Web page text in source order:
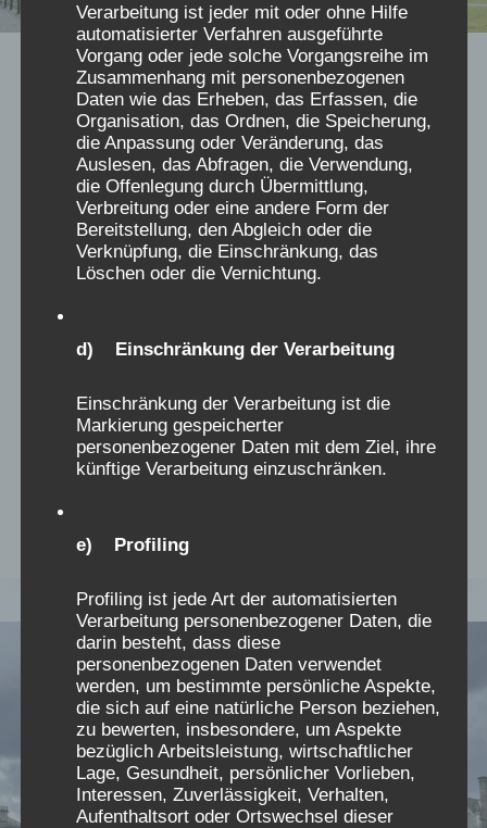
REISEN
Dublin – rauhes Klima und
trotzdem eine Reise wert (2)
mc 22/06/2024
Hat man sich für einen Dublintrip entschieden,
muss man unbedingt ein paar
Sehenswürdigkeiten anschauen. Eine davon ist
Molly Melone. Molly lebte irgendwann am Ende
Lebensunterhalt zu verdienen. Auch Molly
musste ihre Kinder durchbringen. Deshalb
verkaufte sie am Tag Muscheln und Fische und
WEITERLESEN
–
KLIMA
UND
TROTZDEM
EINE
REISE
WERT
(2)
Verarbeitung ist jeder mit oder ohne Hilfe
automatisierter Verfahren ausgeführte
Vorgang oder jede solche Vorgangsreihe im
Zusammenhang mit personenbezogenen
Daten wie das Erheben, das Erfassen, die
Organisation, das Ordnen, die Speicherung,
die Anpassung oder Veränderung, das
Auslesen, das Abfragen, die Verwendung,
die Offenlegung durch Übermittlung,
Verbreitung oder eine andere Form der
Bereitstellung, den Abgleich oder die
Verknüpfung, die Einschränkung, das
Löschen oder die Vernichtung.
d) Einschränkung der Verarbeitung
Einschränkung der Verarbeitung ist die
Markierung gespeicherter
personenbezogener Daten mit dem Ziel, ihre
künftige Verarbeitung einzuschränken.
e) Profiling
Profiling ist jede Art der automatisierten
Verarbeitung personenbezogener Daten, die
darin besteht, dass diese
personenbezogenen Daten verwendet
werden, um bestimmte persönliche Aspekte,
die sich auf eine natürliche Person beziehen,
zu bewerten, insbesondere, um Aspekte
bezüglich Arbeitsleistung, wirtschaftlicher
Lage, Gesundheit, persönlicher Vorlieben,
Interessen, Zuverlässigkeit, Verhalten,
Aufenthaltsort oder Ortswechsel dieser